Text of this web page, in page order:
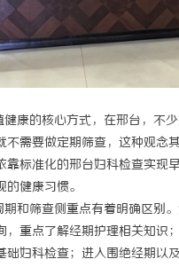
的核心方式，在邢台，不
需要做定期筛查，这种观
标准化的邢台妇科检查实
健康习惯。
筛查侧重点有着明确区别
重点了解经期护理相关知
础妇科检查；进入围绝经期